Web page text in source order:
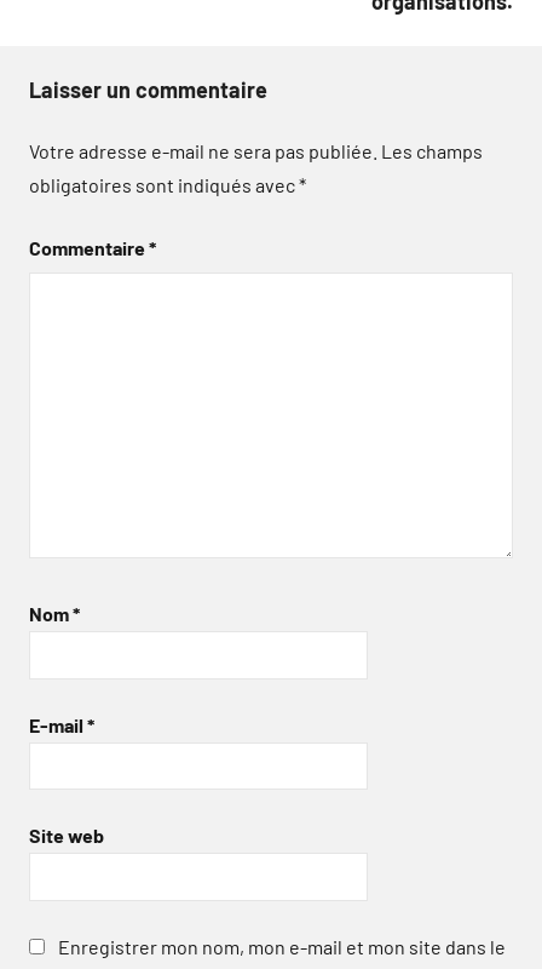
Laisser un commentaire
Votre adresse e-mail ne sera pas publiée. Les champs
obligatoires sont indiqués avec*
Commentaire*
Nom*
E-mail *
Site web
Enregistrer mon nom, mon e-mail et mon site dans le